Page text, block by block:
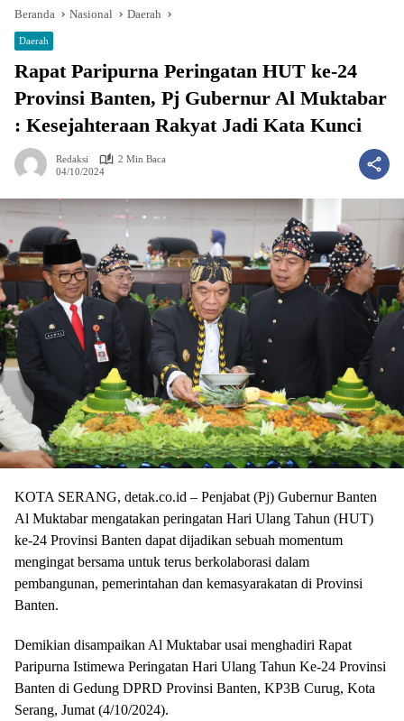
Beranda Nasional Daerah
Daerah
Rapat Paripurna Peringatan HUT ke-24
Provinsi Banten, Pj Gubernur Al Muktabar
: Kesejahteraan Rakyat Jadi Kata Kunci
Redaksi
2 Min Baca
04/10/2024
KOTA SERANG, detak.co.id – Penjabat (Pj) Gubernur Banten
Al Muktabar mengatakan peringatan Hari Ulang Tahun (HUT)
ke-24 Provinsi Banten dapat dijadikan sebuah momentum
mengingat bersama untuk terus berkolaborasi dalam
pembangunan, pemerintahan dan kemasyarakatan di Provinsi
Banten.
Demikian disampaikan Al Muktabar usai menghadiri Rapat
Paripurna Istimewa Peringatan Hari Ulang Tahun Ke-24 Provinsi
Banten di Gedung DPRD Provinsi Banten, KP3B Curug, Kota
Serang, Jumat (4/10/2024).